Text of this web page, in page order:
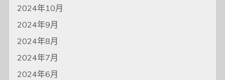
2024年10月
2024年9月
2024年8月
2024年7月
2024年6月